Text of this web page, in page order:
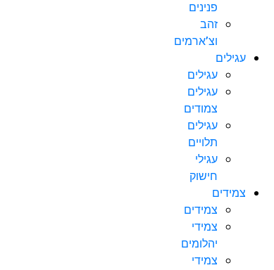
פנינים
זהב
וצ’ארמים
עגילים
עגילים
עגילים
צמודים
עגילים
תלויים
עגילי
חישוק
צמידים
צמידים
צמידי
יהלומים
צמידי